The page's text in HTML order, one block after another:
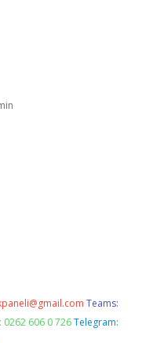
Teams:
606 0 726 Telegram: